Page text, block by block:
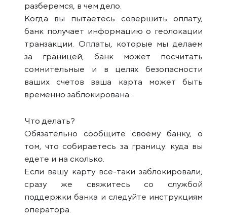
разберемся, в чем дело.
Когда вы пытаетесь совершить оплату,
банк получает информацию о геолокации
транзакции. Оплаты, которые мы делаем
за границей, банк может посчитать
сомнительные и в целях безопасности
ваших счетов ваша карта может быть
временно заблокирована.
Что делать?
Обязательно сообщите своему банку, о
том, что собираетесь за границу: куда вы
едете и на сколько.
Если вашу карту все-таки заблокировали,
сразу же свяжитесь со службой
поддержки банка и следуйте инструкциям
оператора.